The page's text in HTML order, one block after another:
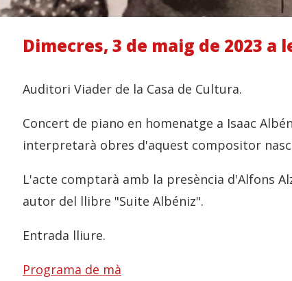
Dimecres, 3 de maig de 2023 a
Auditori Viader de la Casa de Cultura.
Concert de piano en homenatge a Isaac
interpretarà obres d'aquest compositor
L'acte comptarà amb la presència d'Alfons
autor del llibre "Suite Albéniz".
Entrada lliure.
Programa de mà